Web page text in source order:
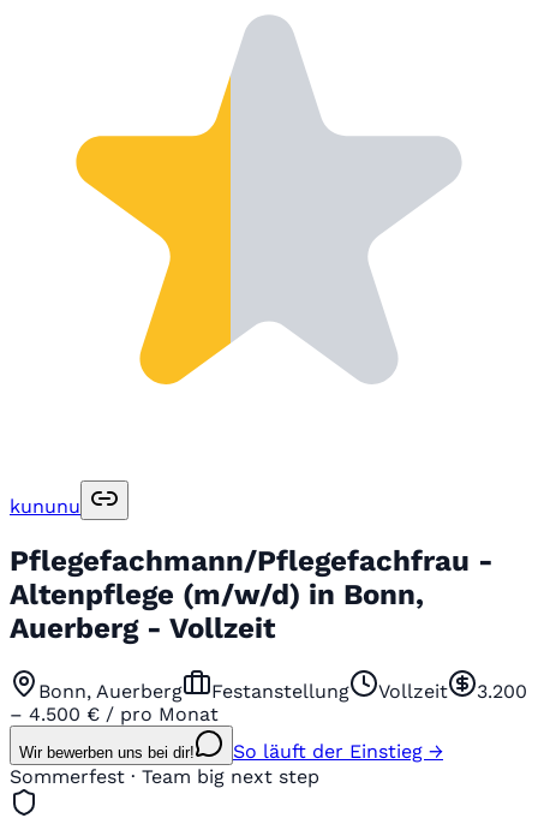
kununu
Pflegefachmann/Pflegefachfrau -
Altenpflege (m/w/d) in Bonn,
Auerberg - Vollzeit
Bonn, Auerberg Festanstellung Vollzeit
3.200
– 4.500 € / pro Monat
Wir bewerben uns bei dir!
So läuft der Einstieg →
Sommerfest · Team big next step